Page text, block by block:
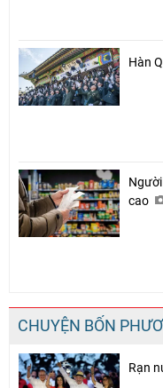
Hàn
cao
CHUYỆN BỐN
Rạn